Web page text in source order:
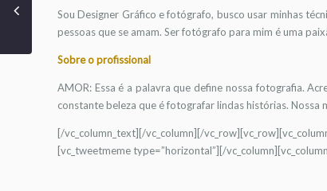
Sou Designer Gráfico e fotógrafo, busco usar minhas
pessoas que se amam. Ser fotógrafo para mim é uma
Sobre o profissional
AMOR: Essa é a palavra que define nossa fotografia.
constante beleza que é fotografar lindas histórias.
[/vc_column_text][/vc_column][/
[vc_tweetmeme type=”horizontal”][/